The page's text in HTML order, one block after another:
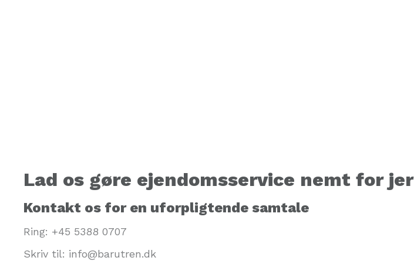
Lad os gøre ejendomsservice nemt for jer
Kontakt os for en uforpligtende samtale
Ring: +45 5388 0707
Skriv til: info@barutren.dk